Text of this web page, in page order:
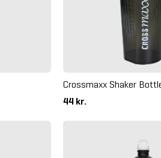
Crossmaxx Shaker
44 kr.